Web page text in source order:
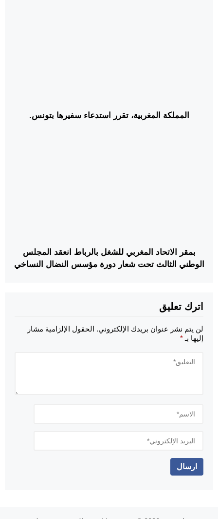
المملكة المغربية، تقرر استدعاء سفيرها بتونس.
بمقر الاتحاد المغربي للشغل بالرباط انعقد المجلس
الوطني الثالث تحت شعار دورة مؤسس النضال النساخي
اترك تعليق
لن يتم نشر عنوان بريدك الإلكتروني. الحقول الإلزامية مشار
إليها بـ *